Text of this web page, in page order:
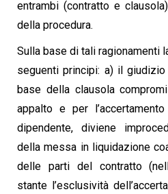
entrambi (contratto e
della procedura.
Sulla base di tali ragionamenti
seguenti principi: a) il
base della clausola
appalto e per
dipendente, diviene
della messa in liquidazione
delle parti del contratto
stante l’esclusività